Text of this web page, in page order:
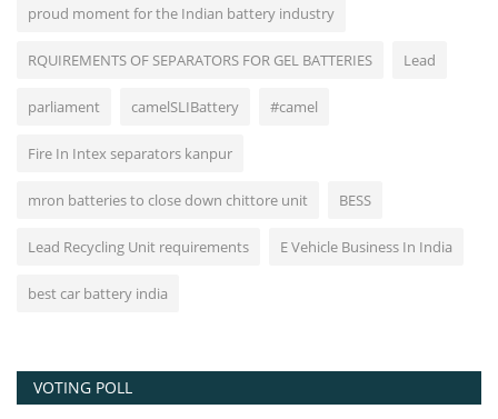
proud moment for the Indian battery industry
RQUIREMENTS OF SEPARATORS FOR GEL BATTERIES Lead
parliament camelSLIBattery #camel
Fire In Intex separators kanpur
mron batteries to close down chittore unit BESS
Lead Recycling Unit requirements E Vehicle Business In India
best car battery india
VOTING POLL